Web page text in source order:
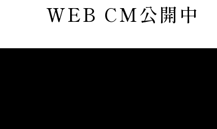
WEB CM公開中